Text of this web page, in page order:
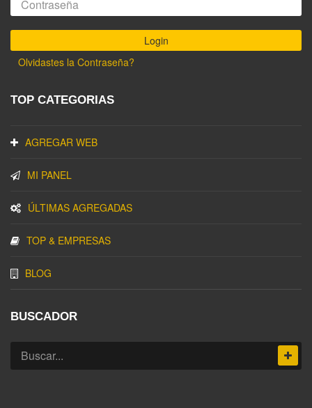
Olvidastes la Contraseña?
TOP CATEGORIAS
AGREGAR WEB
MI PANEL
ÚLTIMAS AGREGADAS
TOP & EMPRESAS
BLOG
BUSCADOR